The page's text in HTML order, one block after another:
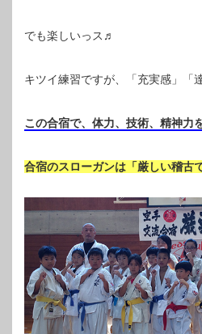
でも楽しいっス♬
キツイ練習ですが、「充実感」「
この合宿で、体力、技術、精神力
合宿のスローガンは「厳しい稽古